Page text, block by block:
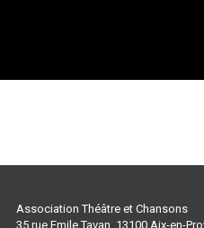
Association Théâtre et Chansons
35 rue Emile Tavan, 13100 Aix-en-